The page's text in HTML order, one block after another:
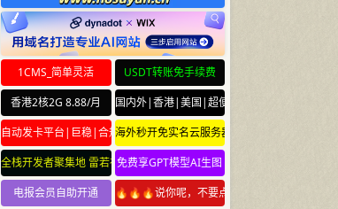
1CMS_简单灵活
USDT转账免手续费
香港2核2G 8.88/月
国内外|香港|美国|超便宜云服务器
自动发卡平台|巨稳|合规海外秒开免实名云服务器
全栈开发者聚集地 雷若社区 leiruo.com
免费享GPT模型AI生图
电报会员自助开通
🔥🔥🔥说你呢，不要点🔥🔥🔥